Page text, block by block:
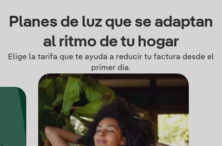
Planes de luz que se adaptan
al ritmo de tu hogar
Elige la tarifa que te ayuda a reducir tu factura desde el
primer día.